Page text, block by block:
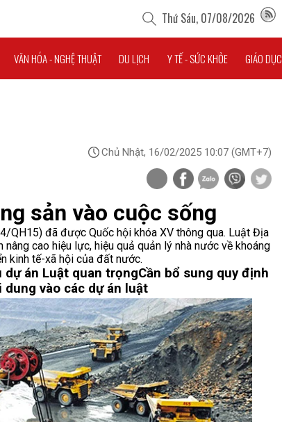
Thứ Sáu, 07/08/2026
VĂN HÓA - NGHỆ THUẬT DU LỊCH Y TẾ - SỨC KHỎE GIÁO DỤC
Chủ Nhật, 16/02/2025 10:07 (GMT+7)
sản vào cuộc sống
đã được Quốc hội khóa XV thông qua. Luật Địa
cao hiệu lực, hiệu quả quản lý nhà nước về khoáng
kinh tế-xã hội của đất nước.
dự án Luật quan trọngCần bổ sung quy định
vào các dự án luật